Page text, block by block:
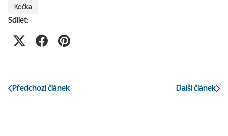
Kočka
Sdílet:
Předchozí článek Další článek